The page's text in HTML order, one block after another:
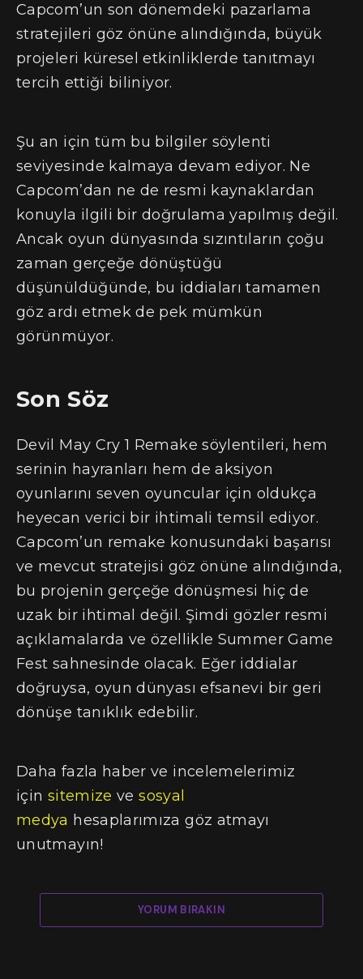
Capcom’un son dönemdeki pazarlama
stratejileri göz önüne alındığında, büyük
projeleri küresel etkinliklerde tanıtmayı
tercih ettiği biliniyor.
Şu an için tüm bu bilgiler söylenti
seviyesinde kalmaya devam ediyor. Ne
Capcom’dan ne de resmi kaynaklardan
konuyla ilgili bir doğrulama yapılmış değil.
Ancak oyun dünyasında sızıntıların çoğu
zaman gerçeğe dönüştüğü
düşünüldüğünde, bu iddiaları tamamen
göz ardı etmek de pek mümkün
görünmüyor.
Son Söz
Devil May Cry 1 Remake söylentileri, hem
serinin hayranları hem de aksiyon
oyunlarını seven oyuncular için oldukça
heyecan verici bir ihtimali temsil ediyor.
Capcom’un remake konusundaki başarısı
ve mevcut stratejisi göz önüne alındığında,
bu projenin gerçeğe dönüşmesi hiç de
uzak bir ihtimal değil. Şimdi gözler resmi
açıklamalarda ve özellikle Summer Game
Fest sahnesinde olacak. Eğer iddialar
doğruysa, oyun dünyası efsanevi bir geri
dönüşe tanıklık edebilir.
Daha fazla haber ve incelemelerimiz
için sitemize vesosyal
medya hesaplarımıza göz atmayı
unutmayın!
YORUM BIRAKIN